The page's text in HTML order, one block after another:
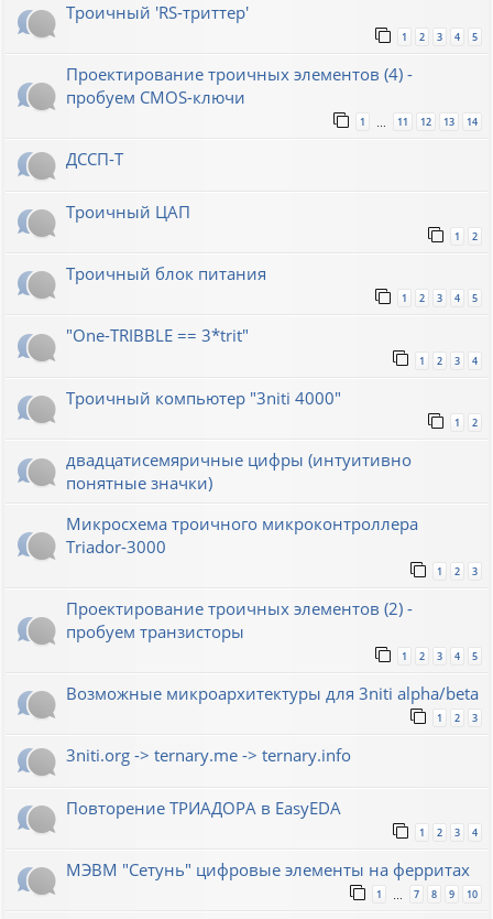
Троичный 'RS-триттер'
1 2 3 4 5
Проектирование троичных элементов (4) -
пробуем CMOS-ключи
1 … 11 12 13 14
ДССП-Т
Троичный ЦАП
1 2
Троичный блок питания
1 2 3 4 5
"One-TRIBBLE == 3*trit"
1 2 3 4
Троичный компьютер "3niti 4000"
1 2
двадцатисемяричные цифры (интуитивно
понятные значки)
Микросхема троичного микроконтроллера
Triador-3000
1 2 3
Проектирование троичных элементов (2) -
пробуем транзисторы
1 2 3 4 5
Возможные микроархитектуры для 3niti alpha/beta
1 2 3
3niti.org -> ternary.me -> ternary.info
Повторение ТРИАДОРА в EasyEDA
1 2 3 4
МЭВМ "Сетунь" цифровые элементы на ферритах
1 … 7 8 9 10